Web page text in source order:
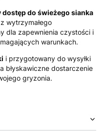
do świeżego sianka
wytrzymałego
dla zapewnienia czystości i
warunkach.
i przygotowany do wysyłki
błyskawiczne dostarczenie
gryzonia.